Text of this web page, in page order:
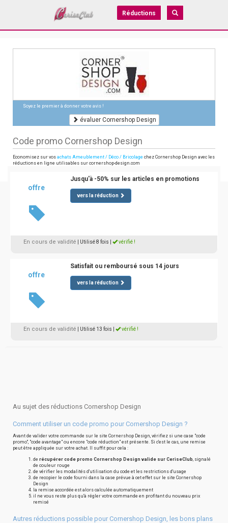
Réductions
Soyez le premier à donner votre avis !
évaluer Cornershop Design
Code promo Cornershop Design
Economisez sur vos achats Ameublement / Déco / Bricolage chez Cornershop Design avec les
réductions en ligne utilisables sur cornershop-design.com
offre
Jusqu'à -50% sur les articles en promotions
vers la réduction
En cours de validité | Utilisé 8 fois vérifié !
offre
Satisfait ou remboursé sous 14 jours
vers la réduction
En cours de validité | Utilisé 13 fois vérifié !
Au sujet des réductions Cornershop Design
Comment utiliser un code promo pour Cornershop Design ?
Avant de valider votre commande sur le site Cornershop Design, vérifiez si une case "code
promo", "code avantage" ou encore "code réduction" est présente. Si c'est le cas, une remise
peut être appliquée sur votre achat. Il suffit pour cela :
de récupérer code promo Cornershop Design valide sur CeriseClub, signalé
de couleur rouge
de vérifier les modalités d'utilisation du code et les restrictions d'usage
de recopier le code fourni dans la case prévue à cet effet sur le site Cornershop
Design
la remise accordée est alors calculée automatiquement
il ne vous reste plus qu'à régler votre commande en profitant du nouveau prix
remisé
Autres réductions possible pour Cornershop Design, les bons plans